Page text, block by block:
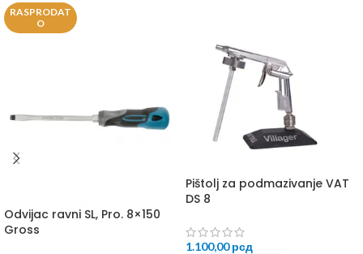
RASPRODAT
O
Odvijac ravni SL, Pro. 8×150
Gross
Pištolj za podmazivanje VAT
DS 8
1.100,00рсд